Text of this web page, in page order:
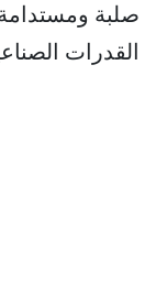
صلبة ومستدامة
القدرات